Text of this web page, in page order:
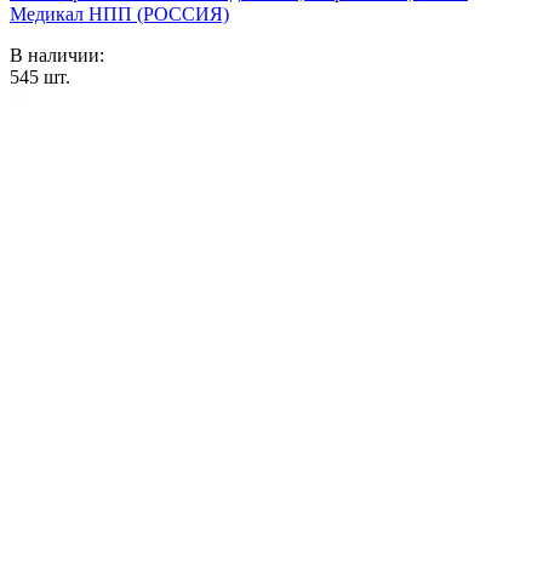
Медикал НПП (РОССИЯ)
В наличии:
545 шт.